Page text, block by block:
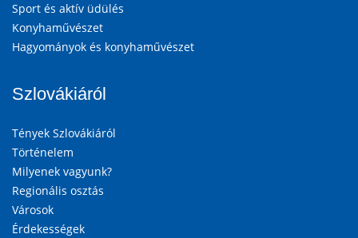
Sport és aktív üdülés
Konyhaművészet
Hagyományok és konyhaművészet
Szlovákiáról
Tények Szlovákiáról
Történelem
Milyenek vagyunk?
Regionális osztás
Városok
Érdekességek